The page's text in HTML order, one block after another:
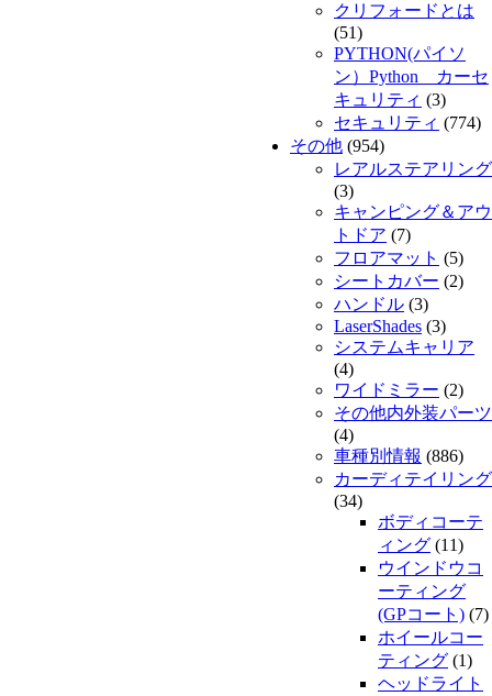
クリフォードとは
(51)
PYTHON(パイソ
ン）Python カーセ
キュリティ (3)
セキュリティ (774)
その他 (954)
レアルステアリング
(3)
キャンピング＆アウ
トドア (7)
フロアマット (5)
シートカバー (2)
ハンドル (3)
LaserShades (3)
システムキャリア
(4)
ワイドミラー (2)
その他内外装パーツ
(4)
車種別情報 (886)
カーディテイリング
(34)
ボディコーテ
ィング (11)
ウインドウコ
ーティング
(GPコート) (7)
ホイールコー
ティング (1)
ヘッドライト